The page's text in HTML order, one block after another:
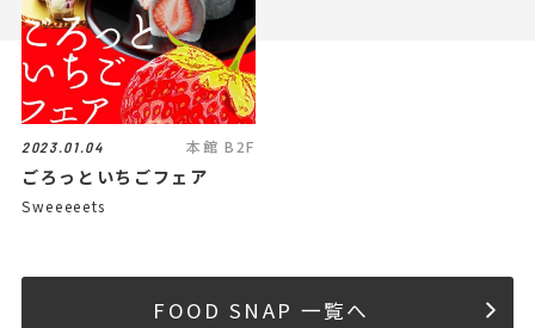
2023.01.04 本館 B2F
ごろっといちごフェア
Sweeeeets
FOOD SNAP 一覧へ